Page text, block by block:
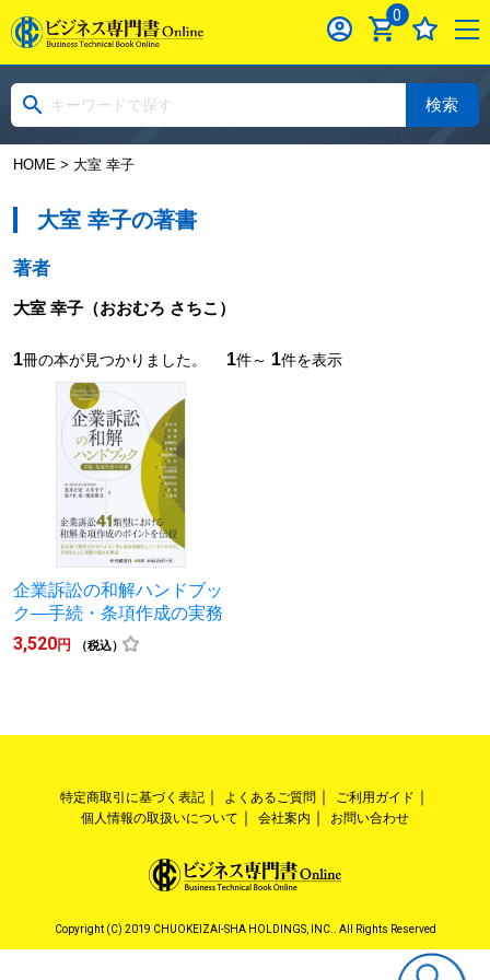
0
検索
HOME> 大室 幸子
大室 幸子の著書
著者
大室 幸子（おおむろ さちこ）
1冊の本が見つかりました。 1件～ 1件を表示
企業訴訟の和解ハンドブッ
ク―手続・条項作成の実務
3,520円 （税込）
特定商取引に基づく表記 よくあるご質問
ご利用ガイド
個人情報の取扱いについて
会社案内 お問い合わせ
Copyright (C) 2019 CHUOKEIZAI-SHA HOLDINGS, INC.. All Rights Reserved